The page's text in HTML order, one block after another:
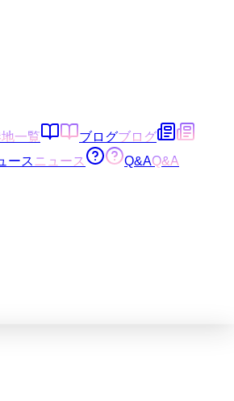
一覧 ブログブログ
ース ニュース Q&AQ&A